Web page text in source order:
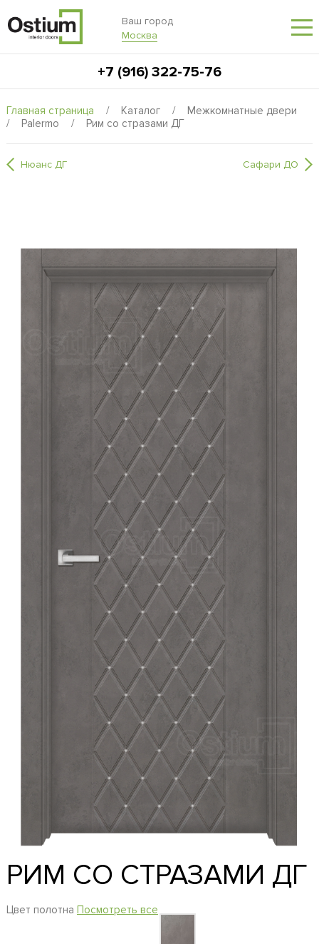
Ваш город
Москва
+7 (916) 322-75-76
Главная страница / Каталог /
Межкомнатные двери
/
Palermo / Рим со стразами ДГ
Нюанс ДГ Сафари ДО
РИМ СО СТРАЗАМИ ДГ
Цвет полотна Посмотреть все